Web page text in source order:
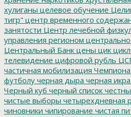
хулиганы целевое обучение
тигр" центр временного
занятости Центр лечебной
управления регионом
Центральный Банк цены цик
телевидение цифровой рубль
частичная мобилизация
футболу черная дыра черная икра
Черный куб черный список
чистые выборы четырехдневная
чиновники чипирование чистая